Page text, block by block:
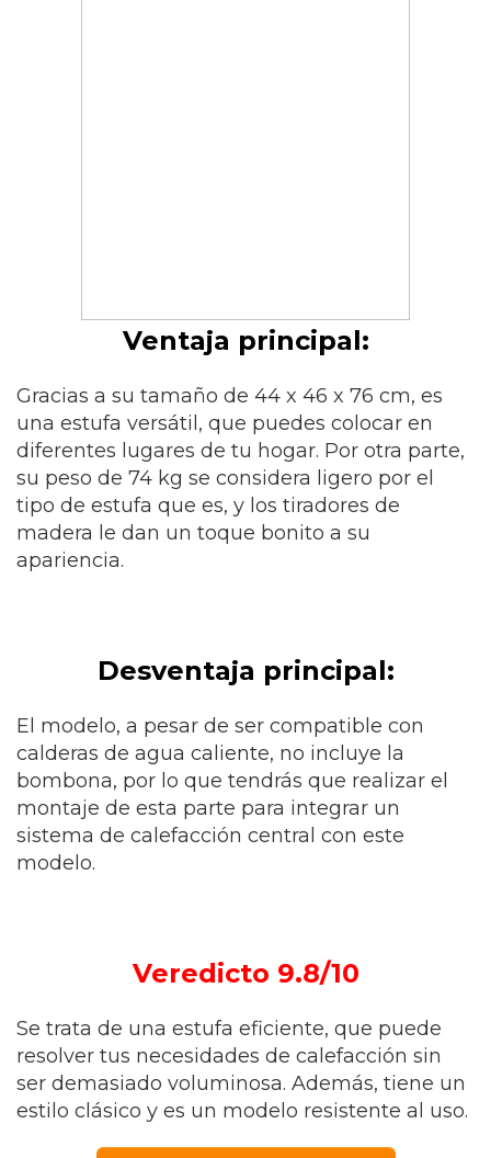
Ventaja principal:
Gracias a su tamaño de 44 x 46 x 76 cm, es
una estufa versátil, que puedes colocar en
diferentes lugares de tu hogar. Por otra parte,
su peso de 74 kg se considera ligero por el
tipo de estufa que es, y los tiradores de
madera le dan un toque bonito a su
apariencia.
Desventaja principal:
El modelo, a pesar de ser compatible con
calderas de agua caliente, no incluye la
bombona, por lo que tendrás que realizar el
montaje de esta parte para integrar un
sistema de calefacción central con este
modelo.
Veredicto 9.8/10
Se trata de una estufa eficiente, que puede
resolver tus necesidades de calefacción sin
ser demasiado voluminosa. Además, tiene un
estilo clásico y es un modelo resistente al uso.